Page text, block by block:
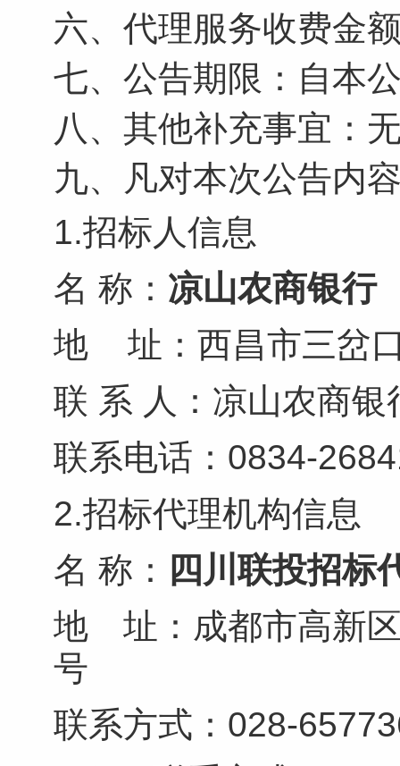
六、代理服务收费金
七、公告期限：自本
八、其他补充事宜：
九、凡对本次公告内
1.招标人信息
名 称： 凉山农商银行
地
址：西昌市三岔
联 系 人：凉山农商银
联系电话：
2.招标代理机构信息
名 称：
四川联投招标
地 址：成都市高新
联系方式